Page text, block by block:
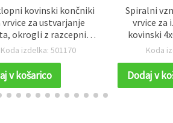
kovinski končniki
vrvice za ustvarjanje
okrogli z razcepnim
8x4 mm, zlata
Koda izdelka: 501170
v košarico
Spiralni
vrvice za
kovinski
antikne
Koda
Dodaj v